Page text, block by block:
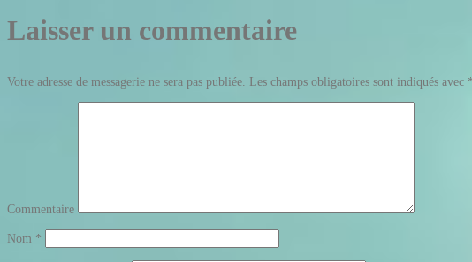
Laisser un commentaire
Votre adresse de messagerie ne sera pas publiée. Les champs obligatoires sont indiqués avec *
Commentaire
Nom *